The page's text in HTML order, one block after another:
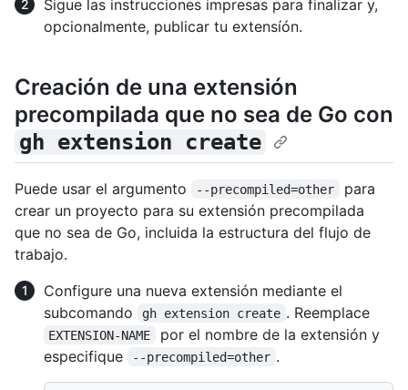
Sigue las instrucciones impresas para finalizar y,
opcionalmente, publicar tu extensíón.
Creación de una extensión
precompilada que no sea de Go con
gh extension create
Puede usar el argumento --precompiled=other
para
crear un proyecto para su extensión precompilada
que no sea de Go, incluida la estructura del flujo de
trabajo.
Configure una nueva extensión mediante el
subcomando
gh extension create . Reemplace
EXTENSION-NAME
por el nombre de la extensión y
especifique
--precompiled=other .